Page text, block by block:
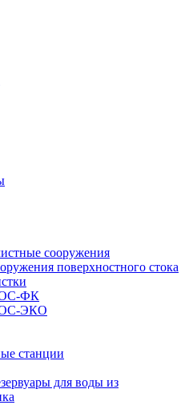
сооружения
поверхностного стока
ФК
ЭКО
станции
для воды из